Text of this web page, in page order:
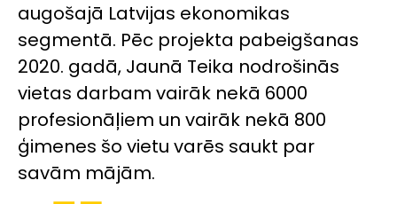
augošajā Latvijas ekonomikas
segmentā. Pēc projekta pabeigšanas
2020. gadā, Jaunā Teika nodrošinās
vietas darbam vairāk nekā 6000
profesionāļiem un vairāk nekā 800
ģimenes šo vietu varēs saukt par
savām mājām.